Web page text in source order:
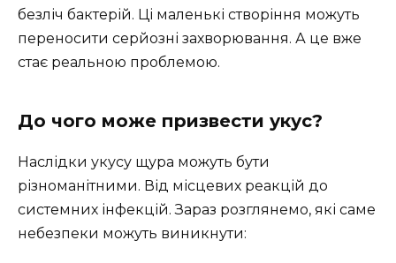
безліч бактерій. Ці маленькі створіння можуть
переносити серйозні захворювання. А це вже
стає реальною проблемою.
До чого може призвести укус?
Наслідки укусу щура можуть бути
різноманітними. Від місцевих реакцій до
системних інфекцій. Зараз розглянемо, які саме
небезпеки можуть виникнути: